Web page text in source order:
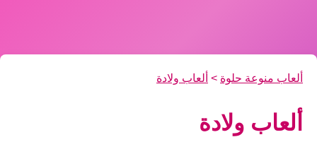
ألعاب منوعة حلوة > ألعاب ولادة
ألعاب ولادة